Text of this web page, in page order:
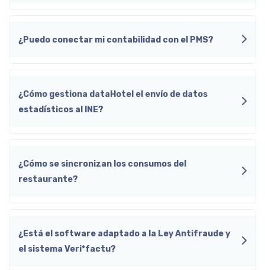
¿Puedo conectar mi contabilidad con el PMS?
¿Cómo gestiona dataHotel el envío de datos
estadísticos al INE?
¿Cómo se sincronizan los consumos del
restaurante?
¿Está el software adaptado a la Ley Antifraude y
el sistema Veri*factu?